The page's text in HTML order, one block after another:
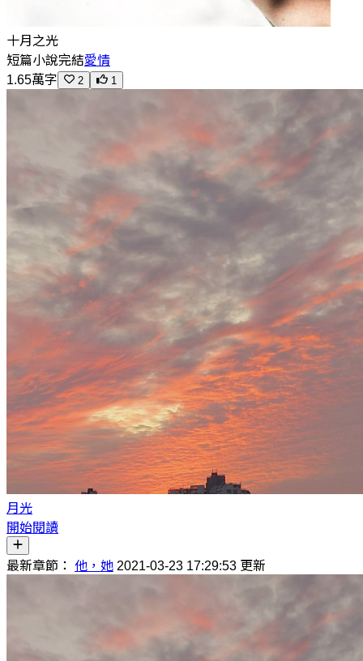
十月之光
短篇小說完結愛情
1.65萬字
2 1
月光
開始閱讀
最新章節： 他，她 2021-03-23 17:29:53 更新